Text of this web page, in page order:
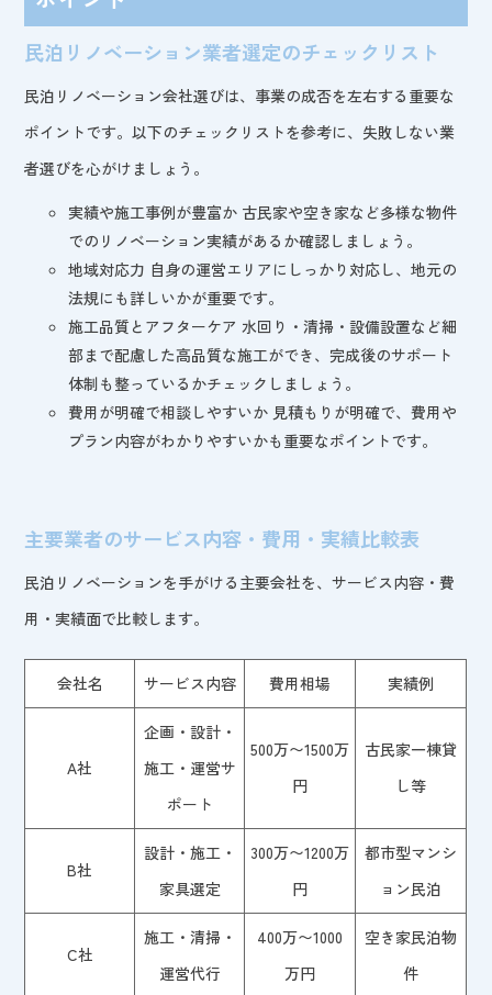
民泊リノベーション業者選定のチェックリスト
民泊リノベーション会社選びは、事業の成否を左右する重要な
ポイントです。以下のチェックリストを参考に、失敗しない業
者選びを心がけましょう。
実績や施工事例が豊富か 古民家や空き家など多様な物件
でのリノベーション実績があるか確認しましょう。
地域対応力 自身の運営エリアにしっかり対応し、地元の
法規にも詳しいかが重要です。
施工品質とアフターケア 水回り・清掃・設備設置など細
部まで配慮した高品質な施工ができ、完成後のサポート
体制も整っているかチェックしましょう。
費用が明確で相談しやすいか 見積もりが明確で、費用や
プラン内容がわかりやすいかも重要なポイントです。
主要業者のサービス内容・費用・実績比較表
民泊リノベーションを手がける主要会社を、サービス内容・費
用・実績面で比較します。
会社名 サービス内容 費用相場 実績例
A社
企画・設計・
施工・運営サ
ポート
500万〜1500万
円
古民家一棟貸
し等
B社
設計・施工・
家具選定
300万〜1200万
円
都市型マンシ
ョン民泊
C社
施工・清掃・
運営代行
400万〜1000
万円
空き家民泊物
件